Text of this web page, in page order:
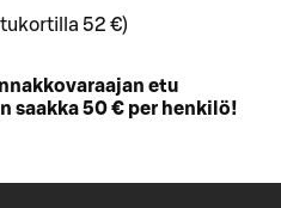
52 €)
etu
saakka 50 € per henkilö!